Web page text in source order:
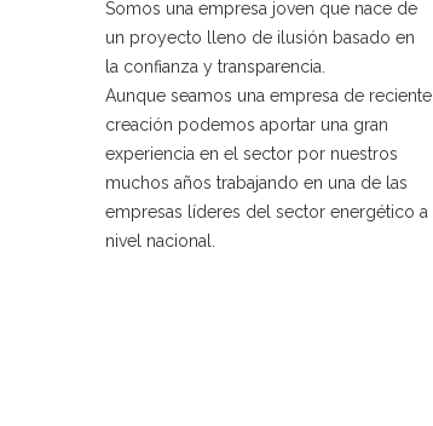
Somos una empresa joven que nace de
un proyecto lleno de ilusión basado en
la confianza y transparencia.
Aunque seamos una empresa de reciente
creación podemos aportar una gran
experiencia en el sector por nuestros
muchos años trabajando en una de las
empresas líderes del sector energético a
nivel nacional.